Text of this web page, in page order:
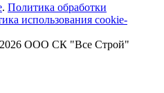
. Политика обработки
использования cookie-
ООО СК "Все Строй"